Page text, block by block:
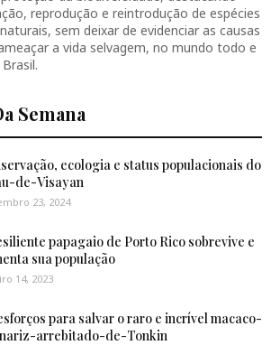
reprodução e reintrodução de espécies
sem deixar de evidenciar as causas
a vida selvagem, no mundo todo e
Semana
ecologia e status populacionais do
de-Visayan
23, 2024
papagaio de Porto Rico sobrevive e
sua população
14, 2023
para salvar o raro e incrível macaco-
arrebitado-de-Tonkin